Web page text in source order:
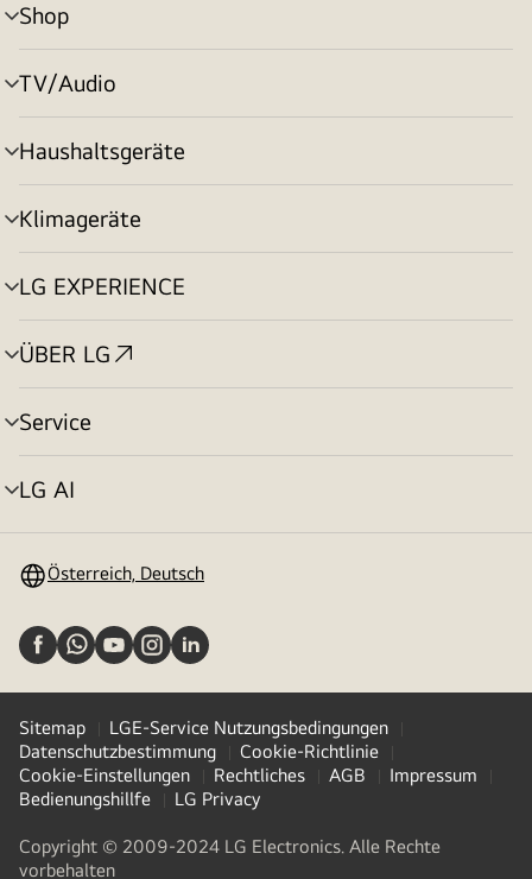
Shop
Menü
umschalten
TV/Audio
Menü
umschalten
Haushaltsgeräte
Menü
umschalten
Klimageräte
Menü
umschalten
LG EXPERIENCE
Menü
umschalten
ÜBER LG
Menü
umschalten
Service
Menü
umschalten
LG AI
Menü
Österreich, Deutsch
Sitemap
LGE-Service Nutzungsbedingungen
Datenschutzbestimmung
Cookie-Richtlinie
Cookie-Einstellungen
Rechtliches AGB
Impressum
Bedienungshillfe
LG Privacy
Copyright © 2009-2024 LG Electronics. Alle Rechte
vorbehalten